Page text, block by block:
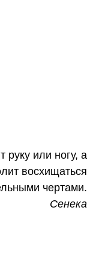
руку или ногу, а
восхищаться
чертами.
Сенека